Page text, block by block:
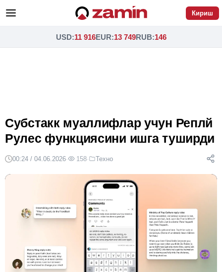
Кириш
USD:11 916EUR:13 749RUB:146
Субстакк муаллифлар учун Реплй
Рулес функциясини ишга туширди
00:24 / 04.06.2026· 158· Техно